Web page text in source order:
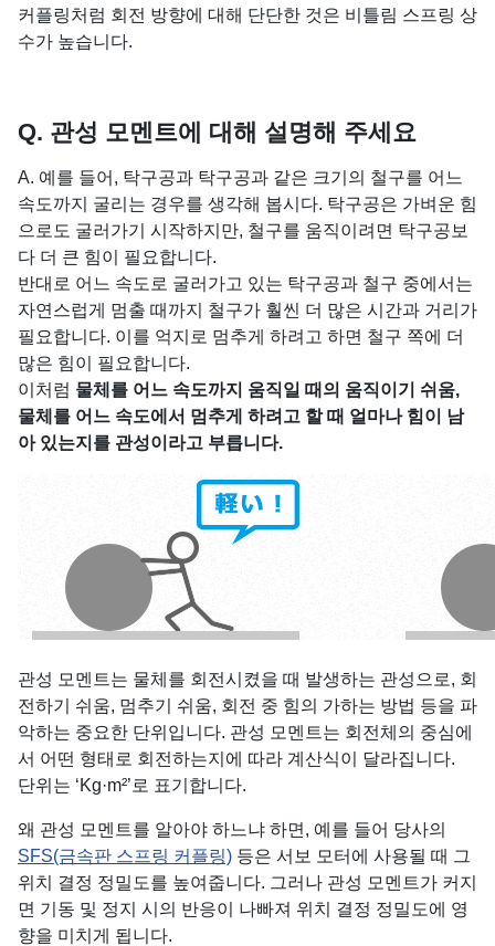
커플링처럼 회전 방향에 대해 단단한 것은 비틀림 스프링 상
수가 높습니다.
Q. 관성 모멘트에 대해 설명해 주세요
A. 예를 들어, 탁구공과 탁구공과 같은 크기의 철구를 어느
속도까지 굴리는 경우를 생각해 봅시다. 탁구공은 가벼운 힘
으로도 굴러가기 시작하지만, 철구를 움직이려면 탁구공보
다 더 큰 힘이 필요합니다.
반대로 어느 속도로 굴러가고 있는 탁구공과 철구 중에서는
자연스럽게 멈출 때까지 철구가 훨씬 더 많은 시간과 거리가
필요합니다. 이를 억지로 멈추게 하려고 하면 철구 쪽에 더
많은 힘이 필요합니다.
이처럼 물체를 어느 속도까지 움직일 때의 움직이기 쉬움,
물체를 어느 속도에서 멈추게 하려고 할 때 얼마나 힘이 남
아 있는지를 관성이라고 부릅니다.
관성 모멘트는 물체를 회전시켰을 때 발생하는 관성으로, 회
전하기 쉬움, 멈추기 쉬움, 회전 중 힘의 가하는 방법 등을 파
악하는 중요한 단위입니다. 관성 모멘트는 회전체의 중심에
서 어떤 형태로 회전하는지에 따라 계산식이 달라집니다.
단위는 ‘Kg·m²’로 표기합니다.
왜 관성 모멘트를 알아야 하느냐 하면, 예를 들어 당사의
SFS(금속판 스프링 커플링) 등은 서보 모터에 사용될 때 그
위치 결정 정밀도를 높여줍니다. 그러나 관성 모멘트가 커지
면 기동 및 정지 시의 반응이 나빠져 위치 결정 정밀도에 영
향을 미치게 됩니다.